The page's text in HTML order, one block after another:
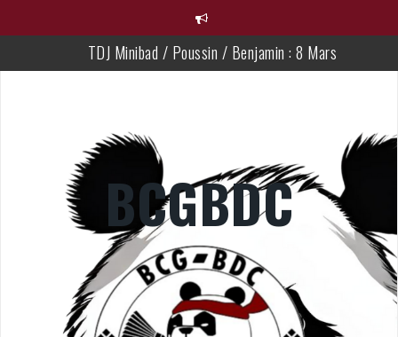
TDJ Minibad / Poussin / Benjamin : 8 Mars
Championnat 35 jeune
Résultats du week-end
28ème Braderie des Particuliers !
BCGBDC